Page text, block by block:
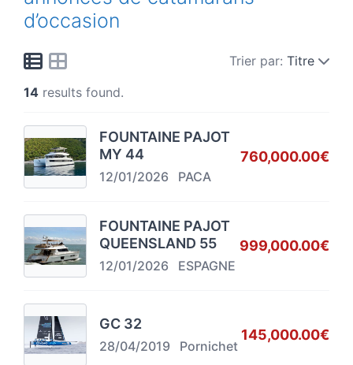
d’occasion
Trier par: Titre
14 results found.
FOUNTAINE PAJOT
MY 44
12/01/2026 PACA
760,000.00€
FOUNTAINE PAJOT
QUEENSLAND 55
12/01/2026 ESPAGNE
999,000.00€
GC 32
28/04/2019 Pornichet
145,000.00€